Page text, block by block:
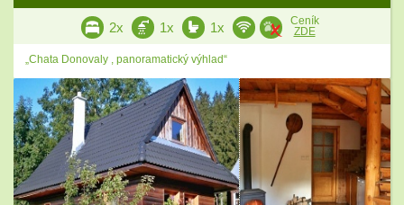
2x 1x 1x
Ceník
ZDE
„Chata Donovaly , panoramatický výhlad“